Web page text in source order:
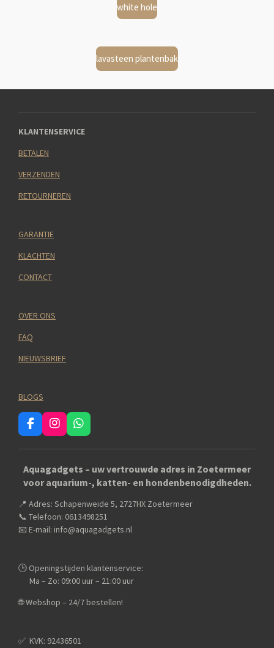
white hole
lavasteen plantenbak
KLANTENSERVICE
BETALEN
VERZENDEN
RETOURNEREN
GARANTIE
KLACHTEN
CONTACT
OVER ONS
FAQ
NIEUWSBRIEF
BLOGS
F
a
c
b
o
k
I
n
s
a
g
a
m
W
h
a
s
A
p
Aquagadgets – uw vertrouwde adres in Zoetermeer
voor aquarium-, katten- en hondenbenodigdheden.
📍 Adres: Schapenweide 5, 2727HX Zoetermeer
📞 Telefoon: 0613498251
📧 E-mail: info@aquagadgets.nl
🕒 Openingstijden klantenservice:
Ma – Zo: 09:00 uur – 21:00 uur
🌐 Webshop – 24/7 bestellen!
✅️ KVK: 92436501